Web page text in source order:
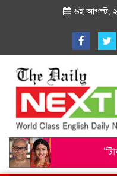
৬ই আগস্ট,